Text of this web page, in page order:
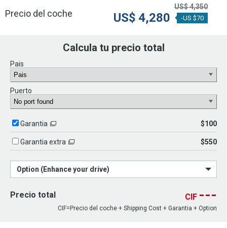
Precio del coche
US$4,350
US$ 4,280 -US $70
Calcula tu precio total
Pais
Puerto
Garantia $100
Garantia extra $550
Option (Enhance your drive)
Precio total CIF ---
CIF=Precio del coche + Shipping Cost + Garantia + Option